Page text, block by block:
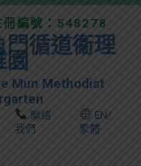
冊編號：548278
門循道衞理
Mun Methodist
聯絡
我們
EN/
繁體